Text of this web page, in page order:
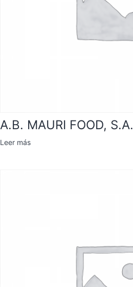
A.B. MAURI FOOD, S.A.
Leer más